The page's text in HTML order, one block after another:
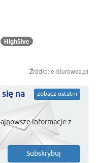
High5ive
Źródło: e-biurowce.pl
zobacz ostatni
się na
informacje z